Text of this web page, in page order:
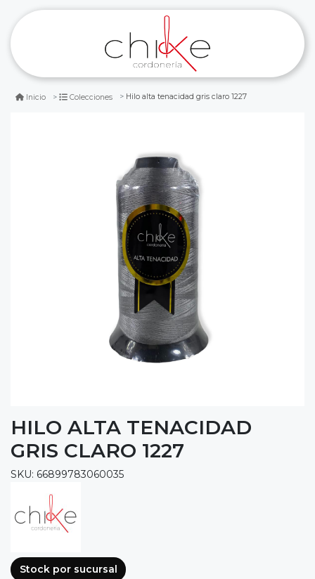
Inicio Colecciones Hilo alta tenacidad gris claro 1227
HILO ALTA TENACIDAD
GRIS CLARO 1227
SKU: 66899783060035
Stock por sucursal